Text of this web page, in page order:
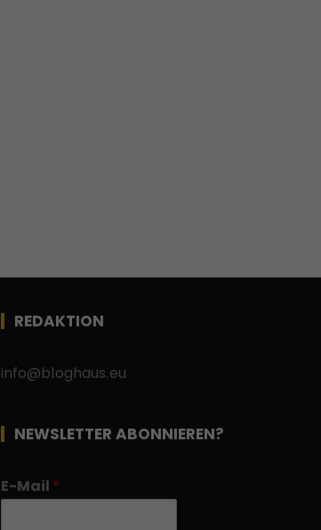
REDAKTION
info@bloghaus.eu
NEWSLETTER ABONNIEREN?
E-Mail *